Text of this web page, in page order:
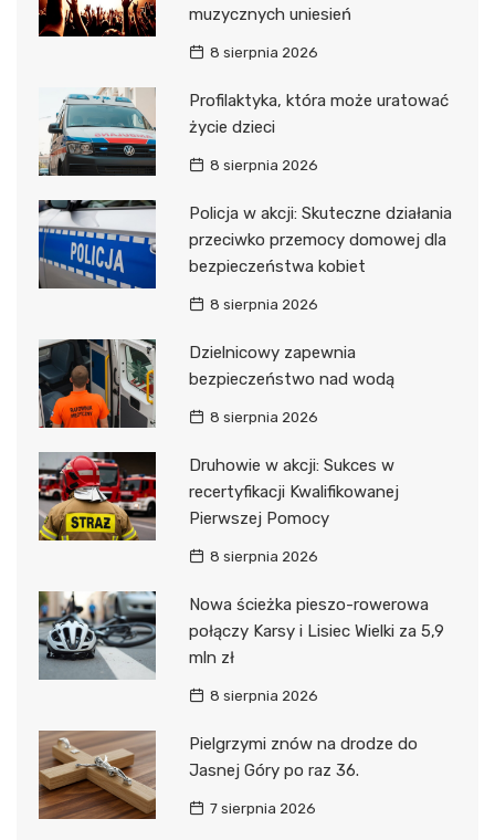
muzycznych uniesień
8 sierpnia 2026
Profilaktyka, która może uratować
życie dzieci
8 sierpnia 2026
Policja w akcji: Skuteczne działania
przeciwko przemocy domowej dla
bezpieczeństwa kobiet
8 sierpnia 2026
Dzielnicowy zapewnia
bezpieczeństwo nad wodą
8 sierpnia 2026
Druhowie w akcji: Sukces w
recertyfikacji Kwalifikowanej
Pierwszej Pomocy
8 sierpnia 2026
Nowa ścieżka pieszo-rowerowa
połączy Karsy i Lisiec Wielki za 5,9
mln zł
8 sierpnia 2026
Pielgrzymi znów na drodze do
Jasnej Góry po raz 36.
7 sierpnia 2026